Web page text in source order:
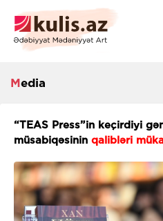
Media
“TEAS Press”in keçirdiyi
müsabiqəsinin qalibləri